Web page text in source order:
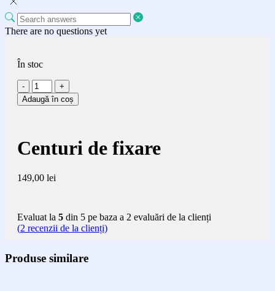
There are no questions yet
În stoc
Cantitate
Centuri
de
Adaugă în coș
Centuri de fixare
149,00 lei
Evaluat la 5 din 5 pe baza a 2 evaluări de la clienți
(2 recenzii de la clienți)
Produse similare